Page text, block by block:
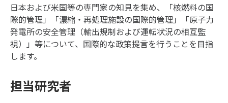
日本および米国等の専門家の知見を集め、「核燃料の国
際的管理」「濃縮・再処理施設の国際的管理」「原子力
発電所の安全管理（輸出規制および運転状況の相互監
視）」等について、国際的な政策提言を行うことを目指
します。
担当研究者